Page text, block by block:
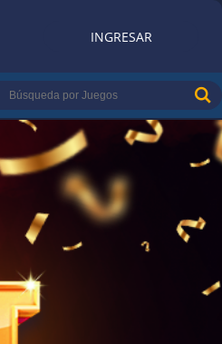
INGRESAR